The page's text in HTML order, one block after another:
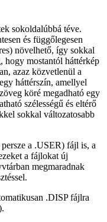
sokoldalúbbá téve.
és függőlegesen
növelhető, így sokkal
hogy mostantól háttérkép
azaz közvetlenül a
háttérszín, amellyel
köré megadható egy
szélességű és eltérő
sokkal változatosabb
a .USER) fájl is, a
a fájlokat új
megmaradnak
.DISP fájlra